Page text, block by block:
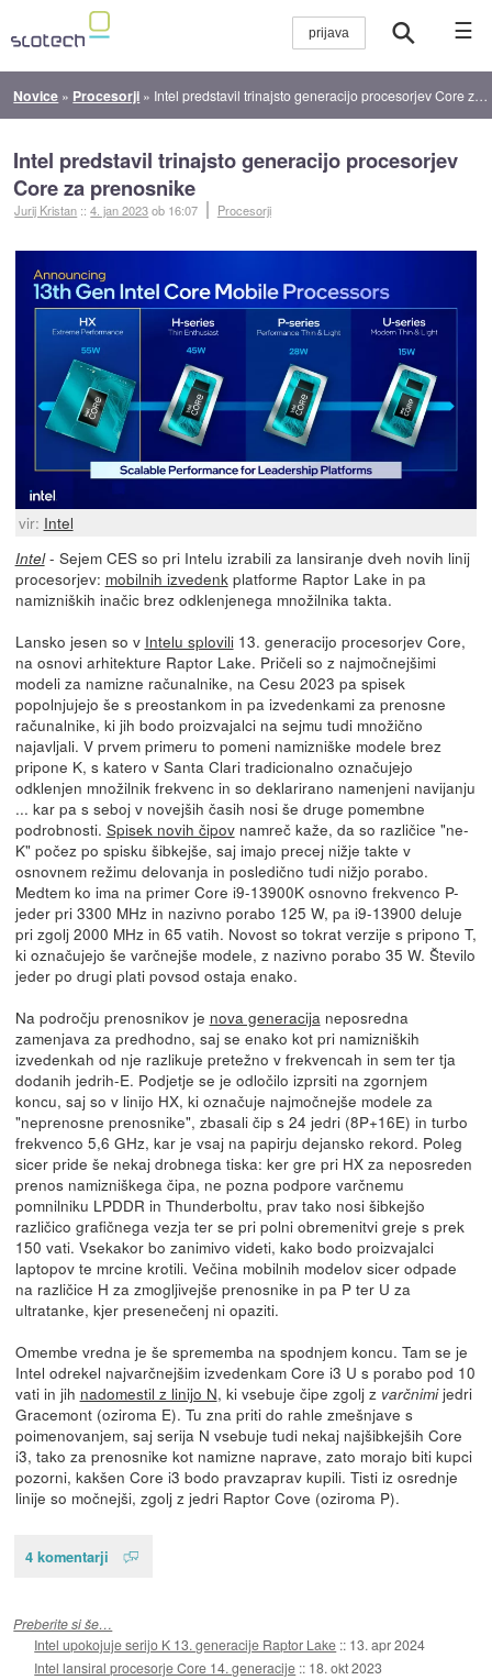
☰
Novice » Procesorji » Intel predstavil trinajsto generacijo procesorjev Core za prenosnike
Intel predstavil trinajsto generacijo procesorjev
Core za prenosnike
Jurij Kristan ::4. jan 2023ob 16:07 Procesorji
vir: Intel
Intel- Sejem CES so pri Intelu izrabili za lansiranje dveh novih linij
procesorjev: mobilnih izvedenkplatforme Raptor Lake in pa
namizniških inačic brez odklenjenega množilnika takta.
Lansko jesen so v Intelu splovili13. generacijo procesorjev Core,
na osnovi arhitekture Raptor Lake. Pričeli so z najmočnejšimi
modeli za namizne računalnike, na Cesu 2023 pa spisek
popolnjujejo še s preostankom in pa izvedenkami za prenosne
računalnike, ki jih bodo proizvajalci na sejmu tudi množično
najavljali. V prvem primeru to pomeni namizniške modele brez
pripone K, s katero v Santa Clari tradicionalno označujejo
odklenjen množilnik frekvenc in so deklarirano namenjeni navijanju
... kar pa s seboj v novejših časih nosi še druge pomembne
podrobnosti. Spisek novih čipovnamreč kaže, da so različice "ne-
K" počez po spisku šibkejše, saj imajo precej nižje takte v
osnovnem režimu delovanja in posledično tudi nižjo porabo.
Medtem ko ima na primer Core i9-13900K osnovno frekvenco P-
jeder pri 3300 MHz in nazivno porabo 125 W, pa i9-13900 deluje
pri zgolj 2000 MHz in 65 vatih. Novost so tokrat verzije s pripono T,
ki označujejo še varčnejše modele, z nazivno porabo 35 W. Število
jeder po drugi plati povsod ostaja enako.
Na področju prenosnikov je nova generacijaneposredna
zamenjava za predhodno, saj se enako kot pri namizniških
izvedenkah od nje razlikuje pretežno v frekvencah in sem ter tja
dodanih jedrih-E. Podjetje se je odločilo izprsiti na zgornjem
koncu, saj so v linijo HX, ki označuje najmočnejše modele za
"neprenosne prenosnike", zbasali čip s 24 jedri (8P+16E) in turbo
frekvenco 5,6 GHz, kar je vsaj na papirju dejansko rekord. Poleg
sicer pride še nekaj drobnega tiska: ker gre pri HX za neposreden
prenos namizniškega čipa, ne pozna podpore varčnemu
pomnilniku LPDDR in Thunderboltu, prav tako nosi šibkejšo
različico grafičnega vezja ter se pri polni obremenitvi greje s prek
150 vati. Vsekakor bo zanimivo videti, kako bodo proizvajalci
laptopov te mrcine krotili. Večina mobilnih modelov sicer odpade
na različice H za zmogljivejše prenosnike in pa P ter U za
ultratanke, kjer presenečenj ni opaziti.
Omembe vredna je še sprememba na spodnjem koncu. Tam se je
Intel odrekel najvarčnejšim izvedenkam Core i3 U s porabo pod 10
vati in jih nadomestil z linijo N, ki vsebuje čipe zgolj z varčnimijedri
Gracemont (oziroma E). Tu zna priti do rahle zmešnjave s
poimenovanjem, saj serija N vsebuje tudi nekaj najšibkejših Core
i3, tako za prenosnike kot namizne naprave, zato morajo biti kupci
pozorni, kakšen Core i3 bodo pravzaprav kupili. Tisti iz osrednje
linije so močnejši, zgolj z jedri Raptor Cove (oziroma P).
4 komentarji
Preberite si še…
Intel upokojuje serijo K 13. generacije Raptor Lake :: 13. apr 2024
Intel lansiral procesorje Core 14. generacije :: 18. okt 2023